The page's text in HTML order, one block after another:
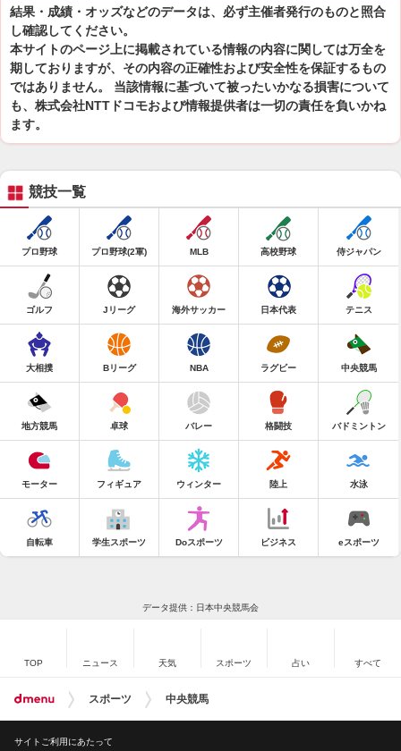
結果・成績・オッズなどのデータは、必ず主催者発行のものと照合
し確認してください。
本サイトのページ上に掲載されている情報の内容に関しては万全を
期しておりますが、その内容の正確性および安全性を保証するもの
ではありません。 当該情報に基づいて被ったいかなる損害について
も、株式会社NTTドコモおよび情報提供者は一切の責任を負いかね
ます。
競技一覧
プロ野球 プロ野球(2軍) MLB 高校野球 侍ジャパン
ゴルフ Jリーグ 海外サッカー 日本代表 テニス
大相撲 Bリーグ NBA ラグビー 中央競馬
地方競馬 卓球 バレー 格闘技 バドミントン
モーター フィギュア ウィンター 陸上 水泳
自転車 学生スポーツ Doスポーツ ビジネス eスポーツ
データ提供：日本中央競馬会
TOP ニュース 天気 スポーツ 占い すべて
スポーツ 中央競馬
サイトご利用にあたって